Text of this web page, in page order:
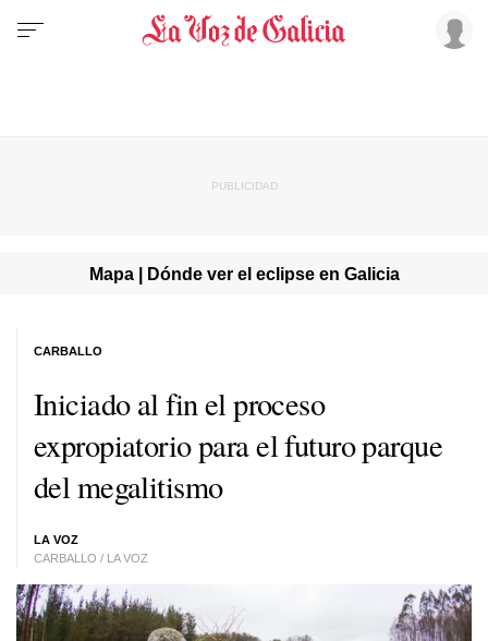
Mapa | Dónde ver el eclipse en Galicia
Iniciado al fin el proceso
expropiatorio para el futuro parque
del megalitismo
LA VOZ
CARBALLO / LA VOZ
CARBALLO